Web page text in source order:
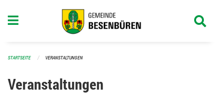
STARTSEITE VERANSTALTUNGEN
Veranstaltungen